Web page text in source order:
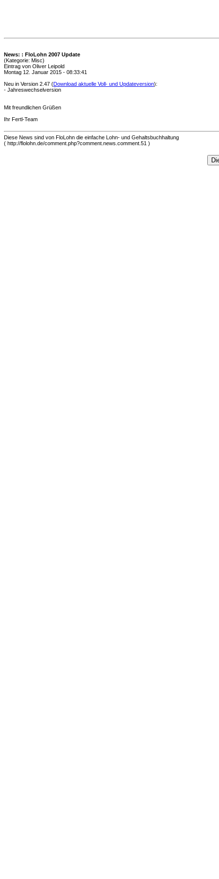
News: : FloLohn 2007 Update
(Kategorie: Misc)
Eintrag von Oliver Leipold
Montag 12. Januar 2015 - 08:33:41
Neu in Version 2.47 (Download aktuelle Voll- und Updateversion):
- Jahreswechselversion
Mit freundlichen Grüßen
Ihr Fertl-Team
Diese News sind von FloLohn die einfache Lohn- und Gehaltsbuchhaltung
( http://flolohn.de/comment.php?comment.news.comment.51 )